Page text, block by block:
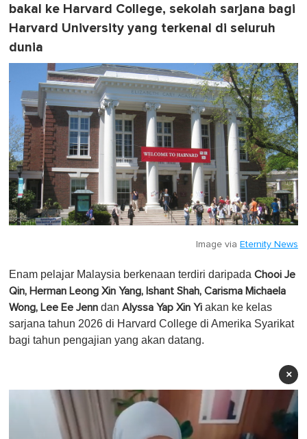
bakal ke Harvard College, sekolah sarjana bagi
Harvard University yang terkenal di seluruh
dunia
Image via Eternity News
Enam pelajar Malaysia berkenaan terdiri daripada Chooi Je
Qin, Herman Leong Xin Yang, Ishant Shah, Carisma Michaela
Wong, Lee Ee Jenn dan Alyssa Yap Xin Yi akan ke kelas
sarjana tahun 2026 di Harvard College di Amerika Syarikat
bagi tahun pengajian yang akan datang.
×